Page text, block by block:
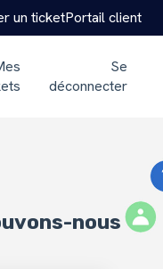
les traductions
un ticketPortail client
Se
déconnecter
nous